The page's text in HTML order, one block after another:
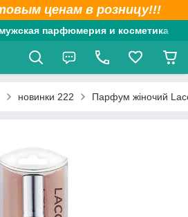
ценам в розницу!!!
парфюмерия и косметика
новинки 222 Парфум жіночий